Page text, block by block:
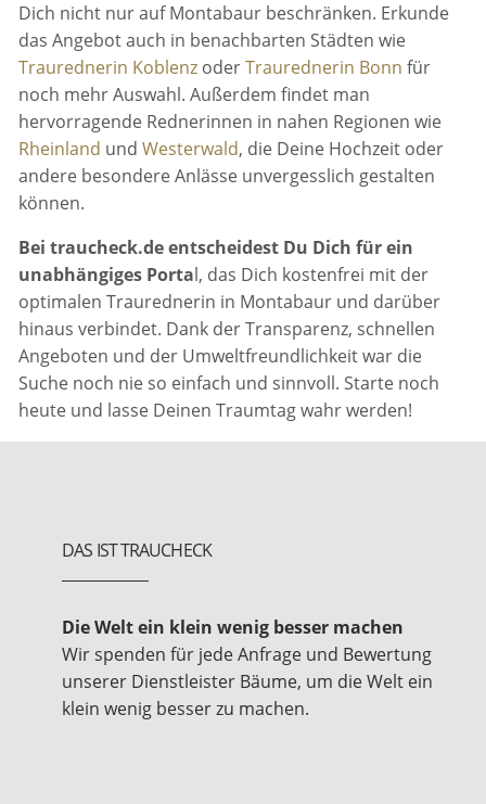
Dich nicht nur auf Montabaur beschränken. Erkunde
das Angebot auch in benachbarten Städten wie
Traurednerin Koblenz oderTraurednerin Bonn für
noch mehr Auswahl. Außerdem findet man
hervorragende Rednerinnen in nahen Regionen wie
Rheinland undWesterwald, die Deine Hochzeit oder
andere besondere Anlässe unvergesslich gestalten
können.
Bei traucheck.de entscheidest Du Dich für ein
unabhängiges Portal, das Dich kostenfrei mit der
optimalen Traurednerin in Montabaur und darüber
hinaus verbindet. Dank der Transparenz, schnellen
Angeboten und der Umweltfreundlichkeit war die
Suche noch nie so einfach und sinnvoll. Starte noch
heute und lasse Deinen Traumtag wahr werden!
DAS IST TRAUCHECK
Die Welt ein klein wenig besser machen
Wir spenden für jede Anfrage und Bewertung
unserer Dienstleister Bäume, um die Welt ein
klein wenig besser zu machen.